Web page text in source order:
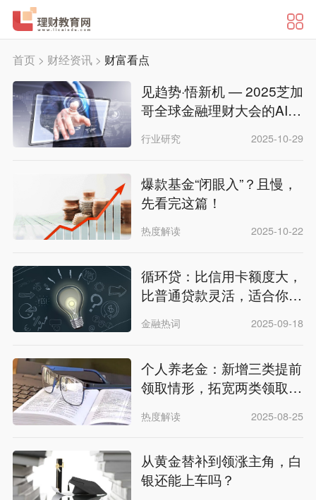
首页> 财经资讯> 财富看点
见趋势·悟新机 — 2025芝加
哥全球金融理财大会的AI洞
行业研究 2025-10-29
爆款基金“闭眼入”？且慢，
先看完这篇！
热度解读 2025-10-22
循环贷：比信用卡额度大，
比普通贷款灵活，适合你
金融热词 2025-09-18
个人养老金：新增三类提前
领取情形，拓宽两类领取渠
热度解读 2025-08-25
从黄金替补到领涨主角，白
银还能上车吗？